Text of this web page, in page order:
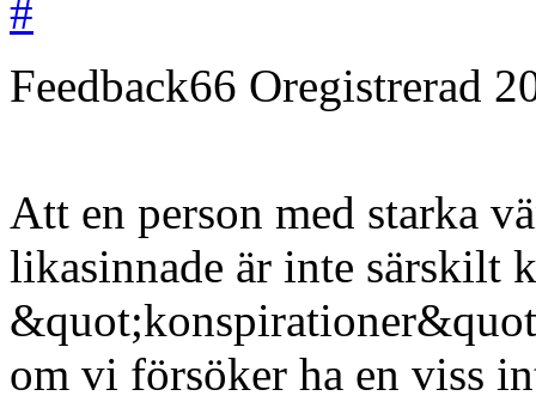
#
Feedback66 Oregistrerad
Att en person med starka
likasinnade är inte särskilt
om vi försöker ha en viss